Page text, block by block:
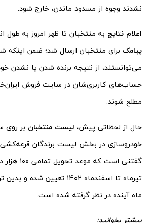
نشدند وجوه از مسدود ماندن، خارج شود.
اعلام نتایج به منتخبان تا ظهر امروز به
پیامک برای منتخبان ارسال شد؛ ضمن اینکه
می‌توانستند، از نتیجه برنده شدن یا نشدن
حساب‌های کاربری‌شان در سایت فروش
مطلع شوند.
حال از لحظاتی پیش، لیست منتخبان بر روی
خودروسازی در بخش لیست برندگان
گفتنی است که
ماه آینده در نظر گرفته شده است.
بیشتر بخوانید: